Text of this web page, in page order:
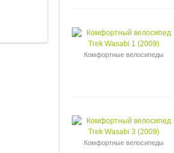
Комфортные велосипеды
Комфортные велосипеды